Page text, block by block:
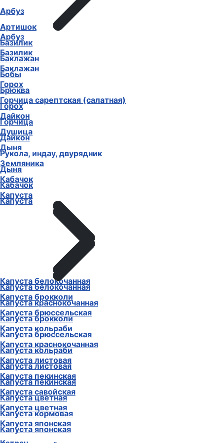
Арбуз
Базилик
Баклажан
Горох
Горчица сарептская (салатная)
Дайкон
Душица
Дыня
Земляника
Кабачок
Капуста
Капуста белокочанная
Капуста брокколи
Капуста брюссельская
Капуста кольраби
Капуста краснокочанная
Капуста листовая
Капуста пекинская
Капуста савойская
Капуста цветная
Капуста японская
Арбуз
Артишок
Базилик
Баклажан
Бобы
Брюква
Горох
Горчица
Дайкон
Рукола, индау, двурядник
Дыня
Кабачок
Капуста
Капуста белокочанная
Капуста краснокочанная
Капуста брокколи
Капуста брюссельская
Капуста кольраби
Капуста листовая
Капуста пекинская
Капуста цветная
Капуста кормовая
Капуста японская